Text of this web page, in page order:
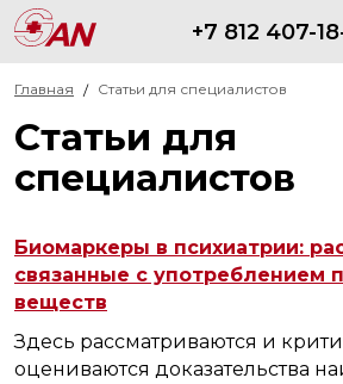
+7 812 407-
Главная Статьи для специалистов
Статьи для
специалистов
Биомаркеры в психиатрии:
связанные с употреблением
веществ
Здесь рассматриваются и
оцениваются доказательства